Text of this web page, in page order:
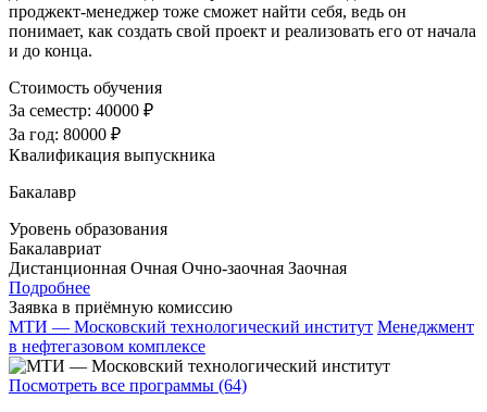
проджект-менеджер тоже сможет найти себя, ведь он
понимает, как создать свой проект и реализовать его от начала
и до конца.
Стоимость обучения
За семестр: 40000 ₽
За год: 80000 ₽
Квалификация выпускника
Бакалавр
Уровень образования
Бакалавриат
Дистанционная Очная Очно-заочная Заочная
Подробнее
Заявка в приёмную комиссию
МТИ — Московский технологический институт Менеджмент
в нефтегазовом комплексе
Посмотреть все программы (64)